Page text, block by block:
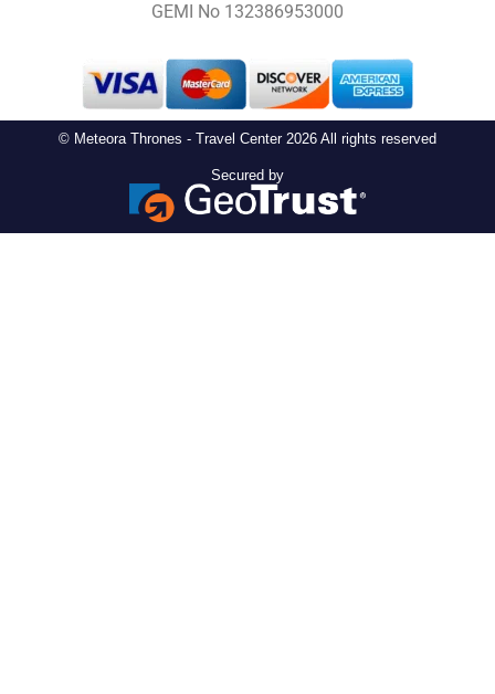
GEMI No 132386953000
© Meteora Thrones - Travel Center 2026 All rights reserved
Secured by